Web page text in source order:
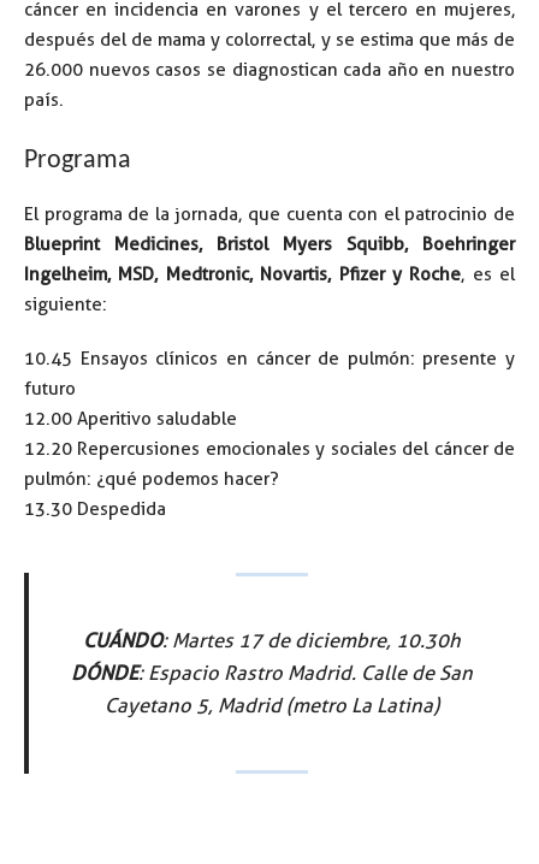
cáncer en incidencia en varones y el tercero en mujeres,
después del de mama y colorrectal, y se estima que más de
26.000 nuevos casos se diagnostican cada año en nuestro
país.
Programa
El programa de la jornada, que cuenta con el patrocinio de
Blueprint Medicines, Bristol Myers Squibb, Boehringer
Ingelheim, MSD, Medtronic, Novartis, Pfizer y Roche, es el
siguiente:
10.45 Ensayos clínicos en cáncer de pulmón: presente y
futuro
12.00 Aperitivo saludable
12.20 Repercusiones emocionales y sociales del cáncer de
pulmón: ¿qué podemos hacer?
13.30 Despedida
CUÁNDO: Martes 17 de diciembre, 10.30h
DÓNDE: Espacio Rastro Madrid. Calle de San
Cayetano 5, Madrid (metro La Latina)